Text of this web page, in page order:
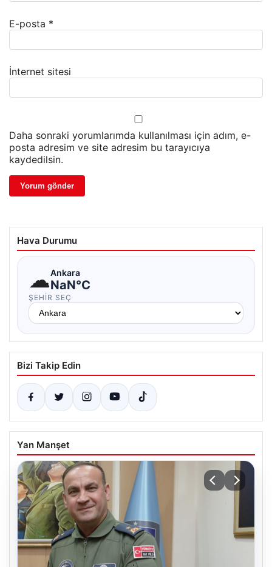
E-posta *
İnternet sitesi
Daha sonraki yorumlarımda kullanılması için adım, e-
posta adresim ve site adresim bu tarayıcıya
kaydedilsin.
Hava Durumu
☁Ankara
NaN°C
ŞEHIR SEÇ
Bizi Takip Edin
Yan Manşet